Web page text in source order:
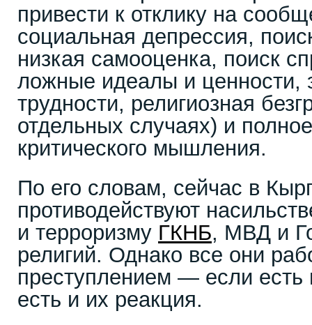
привести к отклику на
социальная депрессия,
низкая самооценка, поиск
ложные идеалы и ценности,
трудности, религиозная
отдельных случаях) и
критического мышления.
По его словам, сейчас в
противодействуют
и терроризму ГКНБ, МВД и
религий. Однако все они
преступлением — если есть
есть и их реакция.